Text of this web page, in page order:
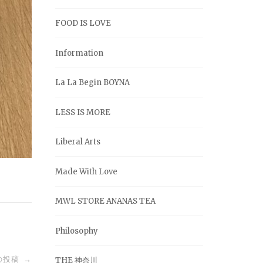
投稿 →
FOOD IS LOVE
Information
La La Begin BOYNA
LESS IS MORE
Liberal Arts
Made With Love
MWL STORE ANANAS TEA
Philosophy
THE 神奈川